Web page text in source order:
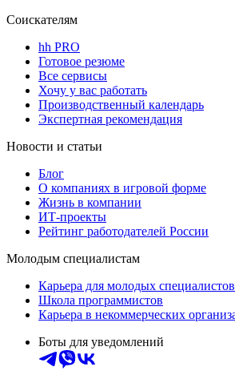
Соискателям
hh PRO
Готовое резюме
Все сервисы
Хочу у вас работать
Производственный календарь
Экспертная рекомендация
Новости и статьи
Блог
О компаниях в игровой форме
Жизнь в компании
ИТ-проекты
Рейтинг работодателей России
Молодым специалистам
Карьера для молодых специалистов
Школа программистов
Карьера в некоммерческих
Боты для уведомлений